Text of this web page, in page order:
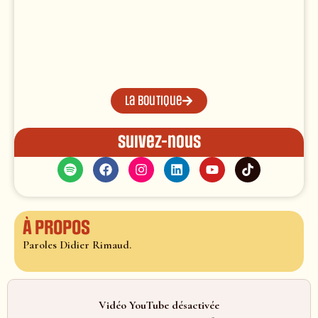
La boutique
Suivez-nous
À propos
Paroles Didier Rimaud.
Vidéo YouTube désactivée